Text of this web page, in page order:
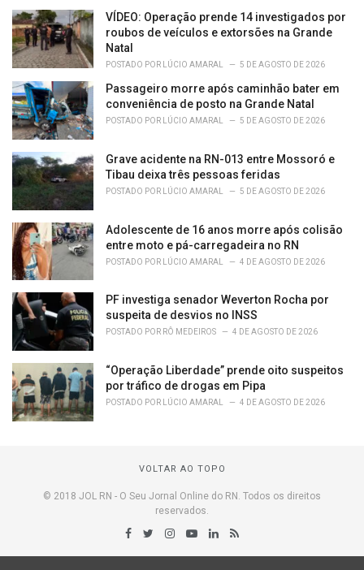
:
VÍDEO: Operação prende 14 investigados por
roubos de veículos e extorsões na Grande
Natal
POSTADO POR LÚCIO AMARAL 5 DE AGOSTO DE 2026
Passageiro morre após caminhão bater em
conveniência de posto na Grande Natal
POSTADO POR LÚCIO AMARAL 5 DE AGOSTO DE 2026
Grave acidente na RN-013 entre Mossoró e
Tibau deixa três pessoas feridas
POSTADO POR LÚCIO AMARAL 5 DE AGOSTO DE 2026
Adolescente de 16 anos morre após colisão
entre moto e pá-carregadeira no RN
POSTADO POR LÚCIO AMARAL 4 DE AGOSTO DE 2026
PF investiga senador Weverton Rocha por
suspeita de desvios no INSS
POSTADO POR RÔ MEDEIROS 4 DE AGOSTO DE 2026
“Operação Liberdade” prende oito suspeitos
por tráfico de drogas em Pipa
POSTADO POR LÚCIO AMARAL 4 DE AGOSTO DE 2026
VOLTAR AO TOPO
© 2018 JOL RN - O Seu Jornal Online do RN. Todos os direitos
reservados.